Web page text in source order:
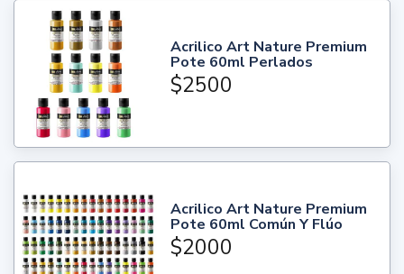
Acrilico Art Nature Premium
Pote 60ml Perlados
$2500
Acrilico Art Nature Premium
Pote 60ml Común Y Flúo
$2000